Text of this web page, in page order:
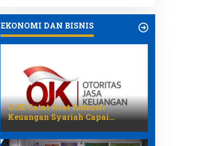
EKONOMI DAN BISNIS
OJK Catat Aset Industri
Keuangan Syariah Capai